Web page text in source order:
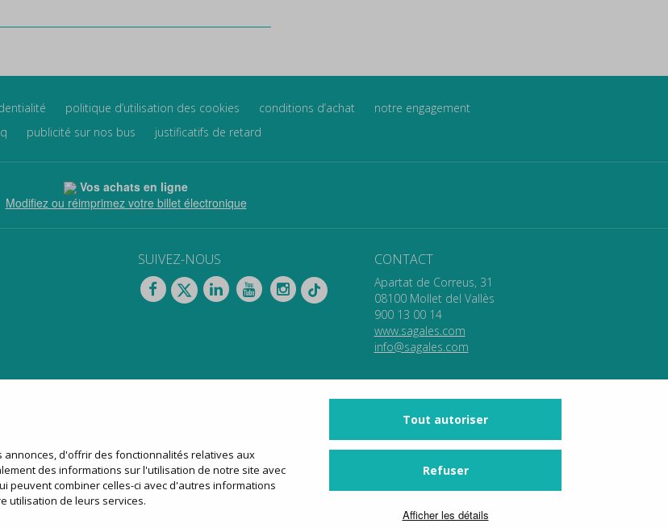
d'offrir des fonctionnalités relatives aux
des informations sur l'utilisation de notre site avec
peuvent combiner celles-ci avec d'autres informations
utilisation de leurs services.
Tout autoriser
Refuser
Afficher les détails
politique d’utilisation des cookies conditions d’achat
notre engagement
publicité sur nos bus justificatifs de retard
Vos achats en ligne
Modifiez ou réimprimez votre billet électronique
SUIVEZ-NOUS CONTACT
Apartat de Correus, 31
08100 Mollet del Vallès
900 13 00 14
www.sagales.com
info@sagales.com
lignes régulières location d’autocars tourisme